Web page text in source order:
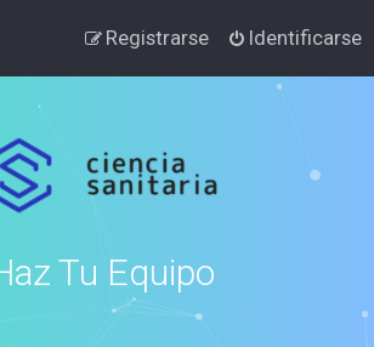
Identificarse
Registrarse
Tu Equipo